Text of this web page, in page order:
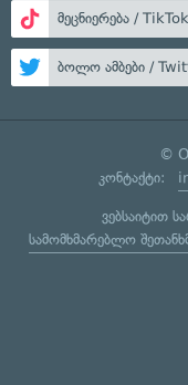
მეცნიერება / TikTok
ბოლო ამბები /
©
კონტაქტი:
ვებსაიტით
სამომხმარებლო